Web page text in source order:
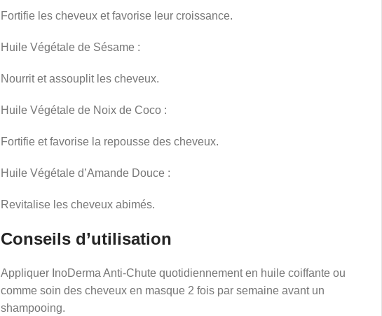
Fortifie les cheveux et favorise leur croissance.
Huile Végétale de Sésame :
Nourrit et assouplit les cheveux.
Huile Végétale de Noix de Coco :
Fortifie et favorise la repousse des cheveux.
Huile Végétale d’Amande Douce :
Revitalise les cheveux abimés.
Conseils d’utilisation
Appliquer InoDerma Anti-Chute quotidiennement en huile coiffante ou
comme soin des cheveux en masque 2 fois par semaine avant un
shampooing.